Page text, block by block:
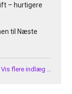
– hurtigere
til Næste
Vis flere indlæg …